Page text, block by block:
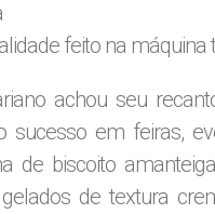
feito na máquina
achou seu
sucesso em feiras,
de biscoito
de textura